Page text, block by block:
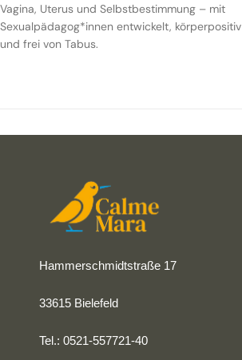
Vagina, Uterus und Selbstbestimmung – mit
Sexualpädagog*innen entwickelt, körperpositiv
und frei von Tabus.
Hammerschmidtstraße 17
33615 Bielefeld
Tel.: 0521-557721-40